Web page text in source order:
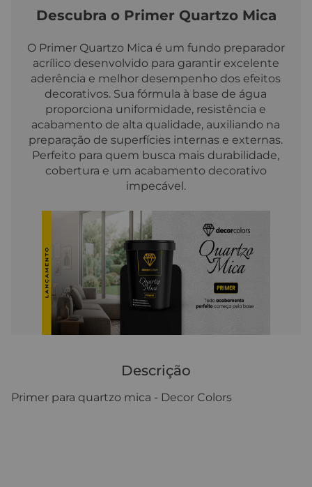
Descubra o Primer Quartzo Mica
O Primer Quartzo Mica é um fundo preparador
acrílico desenvolvido para garantir excelente
aderência e melhor desempenho dos efeitos
decorativos. Sua fórmula à base de água
proporciona uniformidade, resistência e
acabamento de alta qualidade, auxiliando na
preparação de superfícies internas e externas.
Perfeito para quem busca mais durabilidade,
cobertura e um acabamento decorativo
impecável.
Descrição
Primer para quartzo mica - Decor Colors